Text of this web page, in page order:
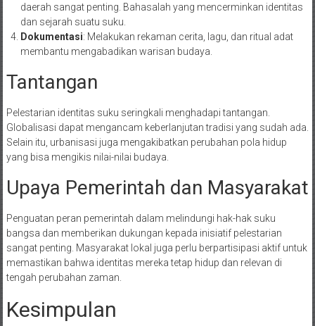
daerah sangat penting. Bahasalah yang mencerminkan identitas
dan sejarah suatu suku.
Dokumentasi: Melakukan rekaman cerita, lagu, dan ritual adat
membantu mengabadikan warisan budaya.
Tantangan
Pelestarian identitas suku seringkali menghadapi tantangan.
Globalisasi dapat mengancam keberlanjutan tradisi yang sudah ada.
Selain itu, urbanisasi juga mengakibatkan perubahan pola hidup
yang bisa mengikis nilai-nilai budaya.
Upaya Pemerintah dan Masyarakat
Penguatan peran pemerintah dalam melindungi hak-hak suku
bangsa dan memberikan dukungan kepada inisiatif pelestarian
sangat penting. Masyarakat lokal juga perlu berpartisipasi aktif untuk
memastikan bahwa identitas mereka tetap hidup dan relevan di
tengah perubahan zaman.
Kesimpulan